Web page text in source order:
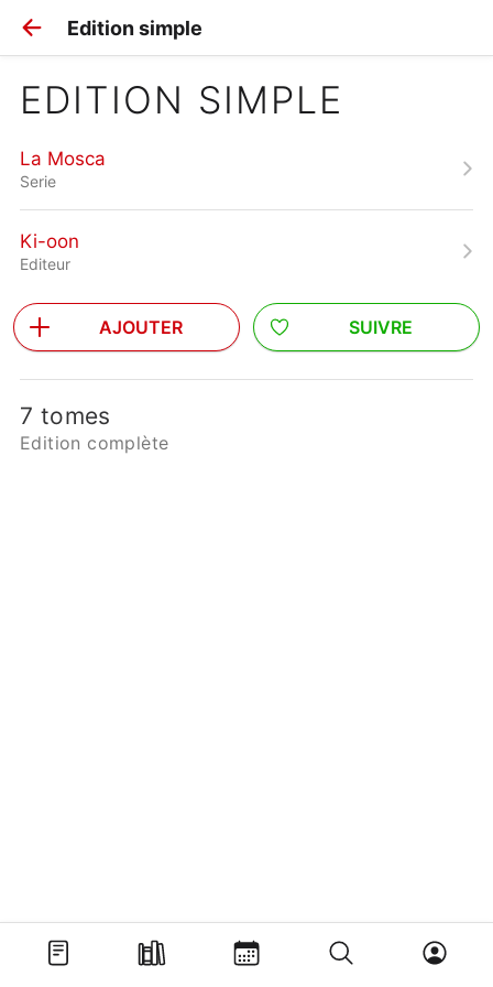
Edition simple
EDITION SIMPLE
La Mosca
Serie
Ki-oon
Editeur
AJOUTER SUIVRE
7 tomes
Edition complète